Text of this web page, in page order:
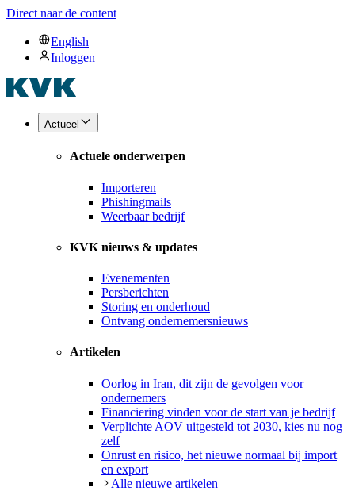
Direct naar de content
English
Inloggen
Actueel
Actuele onderwerpen
Importeren
Phishingmails
Weerbaar bedrijf
KVK nieuws & updates
Evenementen
Persberichten
Storing en onderhoud
Ontvang ondernemersnieuws
Artikelen
Oorlog in Iran, dit zijn de gevolgen voor
ondernemers
Financiering vinden voor de start van je bedrijf
Verplichte AOV uitgesteld tot 2030, kies nu nog
zelf
Onrust en risico, het nieuwe normaal bij import
en export
Alle nieuwe artikelen